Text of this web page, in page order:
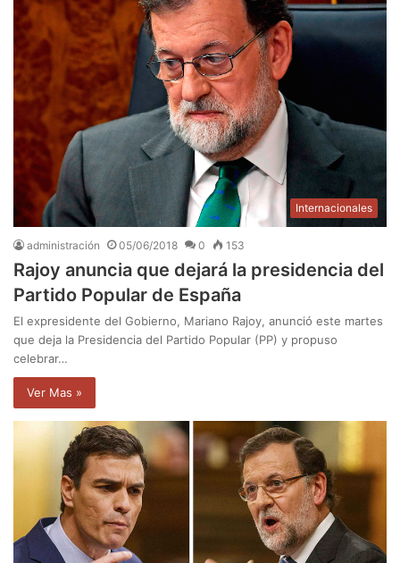
Internacionales
administración 05/06/2018 0 153
Rajoy anuncia que dejará la presidencia del
Partido Popular de España
El expresidente del Gobierno, Mariano Rajoy, anunció este martes
que deja la Presidencia del Partido Popular (PP) y propuso
celebrar…
Ver Mas »